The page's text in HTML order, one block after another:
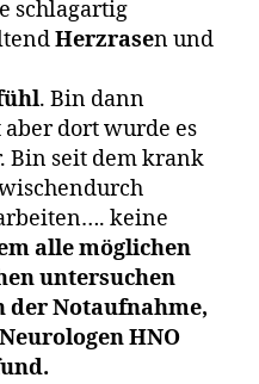
schlagartig
Herzrasen und
. Bin dann
dort wurde es
Bin seit dem krank
keine
alle möglichen
untersuchen
der Notaufnahme,
HNO